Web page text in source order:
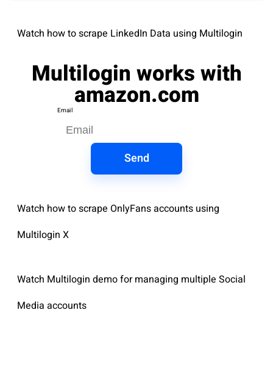
Watch how to scrape LinkedIn Data using Multilogin
Multilogin works with
amazon.com
Email
Send
Watch how to scrape OnlyFans accounts using
Multilogin X
Watch Multilogin demo for managing multiple Social
Media accounts